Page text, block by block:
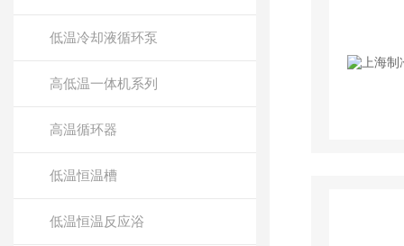
低温冷却液循环泵
高低温一体机系列
高温循环器
低温恒温槽
低温恒温反应浴